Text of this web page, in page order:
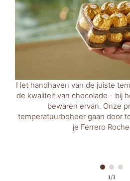
Het handhaven van de juiste
de kwaliteit van chocolade - bij
bewaren ervan. Onze
temperatuurbeheer gaan door
je Ferrero
1/3